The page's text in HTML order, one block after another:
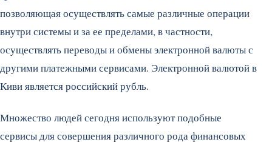
позволяющая осуществлять самые различные операции
внутри системы и за ее пределами, в частности,
осуществлять переводы и обмены электронной валюты с
другими платежными сервисами. Электронной валютой в
Киви является российский рубль.
Множество людей сегодня используют подобные
сервисы для совершения различного рода финансовых